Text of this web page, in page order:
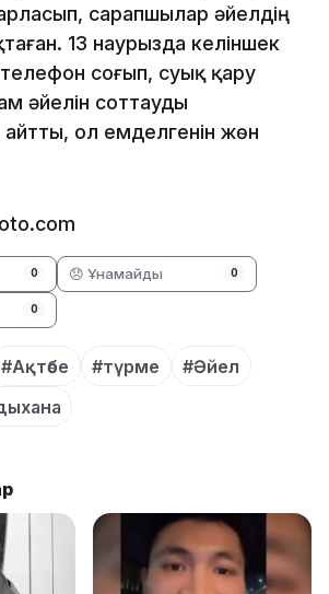
сарапшылар әйелдің
13 наурызда келіншек
соғып, суық қару
әйелін соттауды
ол емделгенін жөн
0 😞 Ұнамайды 0
0
#Ақтөбе #түрме
#Әйел